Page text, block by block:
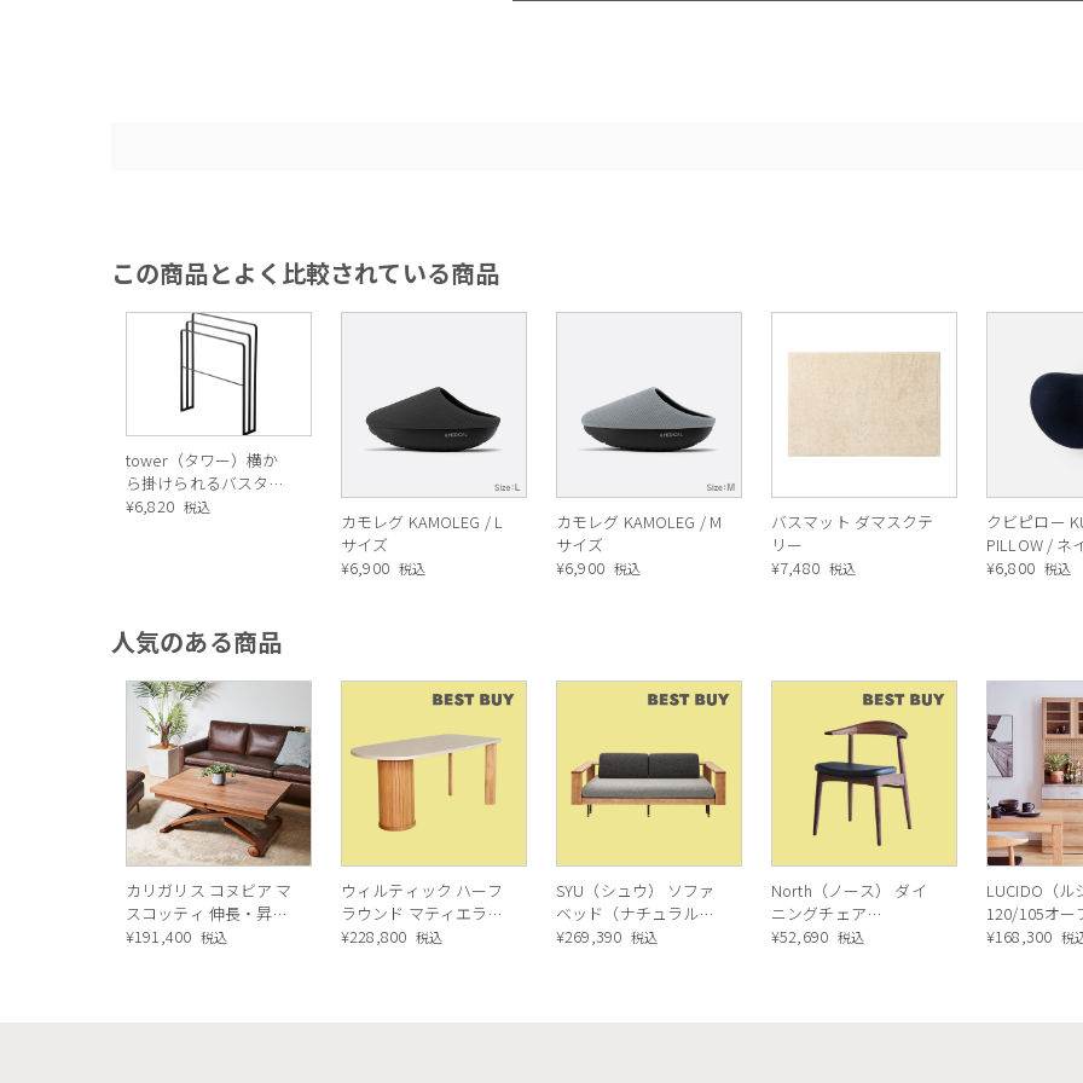
この商品とよく比較されている商品
tower（タワー）横か
ら掛けられるバスタオ
ルハンガー 3連
¥6,820 税込
カモレグ KAMOLEG / L
サイズ
¥6,900 税込
カモレグ KAMOLEG / M
サイズ
¥6,900 税込
バスマット ダマスクテ
リー
¥7,480 税込
クビピロー
PILLOW / ネ
¥6,800 税込
人気のある商品
カリガリス コヌビア マ
スコッティ 伸長・昇降
式テーブル ／ Calligaris
¥191,400 税込
ウィルティック ハーフ
ラウンド マティエラ塗
装 ダイニングテーブル
¥228,800 税込
SYU（シュウ） ソファ
ベッド（ナチュラル）
190cm
¥269,390 税込
North（ノース） ダイ
ニングチェア
AC02（ウォールナッ
¥52,690 税込
LUCIDO（ル
120/105オー
ニングボー
¥168,300 税